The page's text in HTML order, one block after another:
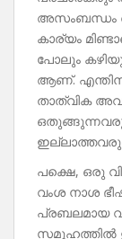
അസംബന്ധം
കാര്യം
പോലും
ആണ്. എന്തിന്,
താത്വിക
പക്ഷെ, ഒരു
വംശ നാശ
പ്രബലമായ
സമൂഹത്തിൽ